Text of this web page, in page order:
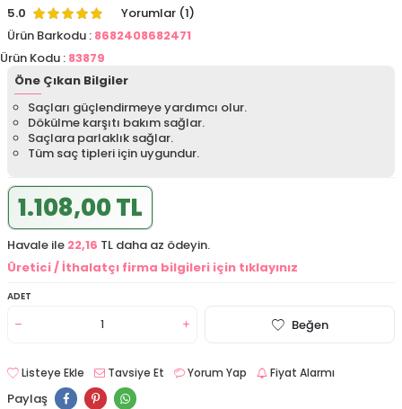
5.0
Yorumlar (1)
Ürün Barkodu : 8682408682471
Ürün Kodu : 83879
Öne Çıkan Bilgiler
Saçları güçlendirmeye yardımcı olur.
Dökülme karşıtı bakım sağlar.
Saçlara parlaklık sağlar.
Tüm saç tipleri için uygundur.
1.108,00 TL
Havale ile 22,16 TL daha az ödeyin.
Üretici / İthalatçı firma bilgileri için tıklayınız
ADET
Beğen
Listeye Ekle Tavsiye Et Yorum Yap Fiyat Alarmı
Paylaş